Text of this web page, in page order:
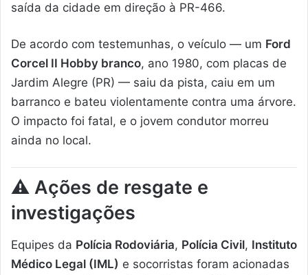
saída da cidade em direção à PR-466.
De acordo com testemunhas, o veículo — um Ford
Corcel II Hobby branco, ano 1980, com placas de
Jardim Alegre (PR) — saiu da pista, caiu em um
barranco e bateu violentamente contra uma árvore.
O impacto foi fatal, e o jovem condutor morreu
ainda no local.
⚠️ Ações de resgate e
investigações
Equipes da Polícia Rodoviária, Polícia Civil, Instituto
Médico Legal (IML) e socorristas foram acionadas